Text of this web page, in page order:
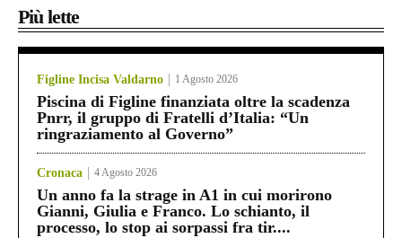
Più lette
Figline Incisa Valdarno 1 Agosto 2026
Piscina di Figline finanziata oltre la scadenza
Pnrr, il gruppo di Fratelli d’Italia: “Un
ringraziamento al Governo”
Cronaca 4 Agosto 2026
Un anno fa la strage in A1 in cui morirono
Gianni, Giulia e Franco. Lo schianto, il
processo, lo stop ai sorpassi fra tir....